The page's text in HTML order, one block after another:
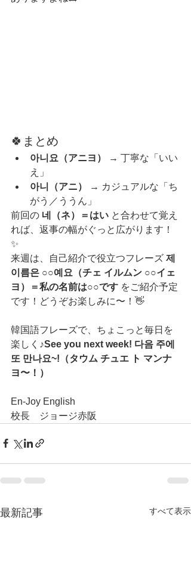
🍀まとめ
아니요（アニヨ）
→ 丁寧な「いい
え」
아니（アニ）
→ カジュアルな「ち
がう／ううん」
前回の 네（ネ）＝はい と合わせて覚え
れば、返事の幅がぐっと広がります！
✨
来週は、自己紹介で役立つフレーズ 제
이름은 ○○예요（チェ イルムン ○○イェ
ヨ）＝私の名前は○○です をご紹介予定
です！どうぞお楽しみに〜！👋
韓国語フレーズで、ちょこっと毎日を
楽しく♪See you next week! 다음 주에
또 만나요~!（タウム チュエ ト マンナ
ヨ〜！）
En-Joy English
校長　ジョージ赤阪
最新記事 すべて表示